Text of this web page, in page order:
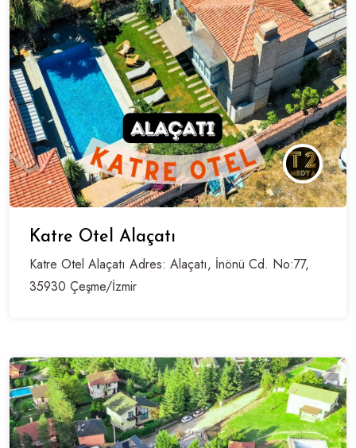
Katre Otel Alaçatı
Katre Otel Alaçatı Adres: Alaçatı, İnönü Cd. No:77,
35930 Çeşme/İzmir